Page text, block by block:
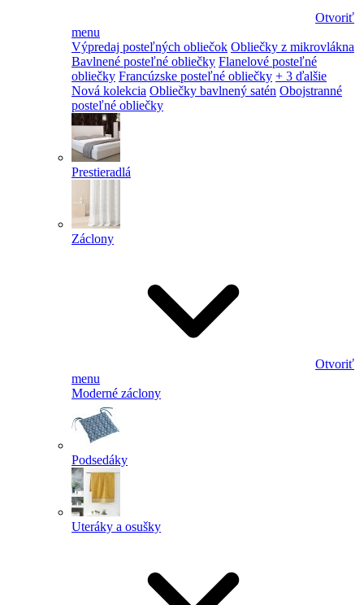
Otvoriť
menu
Výpredaj posteľných obliečok Obliečky z mikrovlákna
Bavlnené posteľné obliečky Flanelové posteľné
obliečky Francúzske posteľné obliečky + 3 ďalšie
Nová kolekcia Obliečky bavlnený satén Obojstranné
posteľné obliečky
Prestieradlá
Záclony
Otvoriť
menu
Moderné záclony
Podsedáky
Uteráky a osušky